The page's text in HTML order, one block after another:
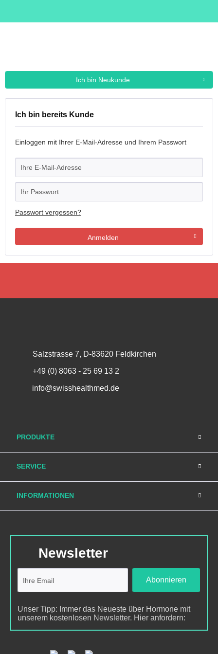
Ich bin Neukunde
Ich bin bereits Kunde
Einloggen mit Ihrer E-Mail-Adresse und Ihrem Passwort
Passwort vergessen?
Anmelden
Salzstrasse 7, D-83620 Feldkirchen
+49 (0) 8063 - 25 69 13 2
info@swisshealthmed.de
PRODUKTE
SERVICE
INFORMATIONEN
Newsletter
Abonnieren
Unser Tipp: Immer das Neueste über Hormone mit
unserem kostenlosen Newsletter. Hier anfordern: